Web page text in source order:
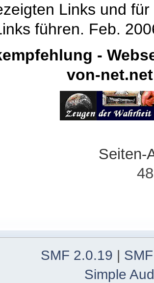
Links und
führen. Feb.
-
von-net.net
Seiten-
SMF 2.0.19 |
Simple